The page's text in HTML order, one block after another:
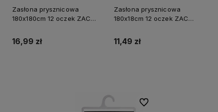
Zasłona prysznicowa
180x180cm 12 oczek ZAC
16,99 zł
Zasłona prysznicowa
180x18cm 12 oczek ZAC
11,49 zł
Do ulubionych